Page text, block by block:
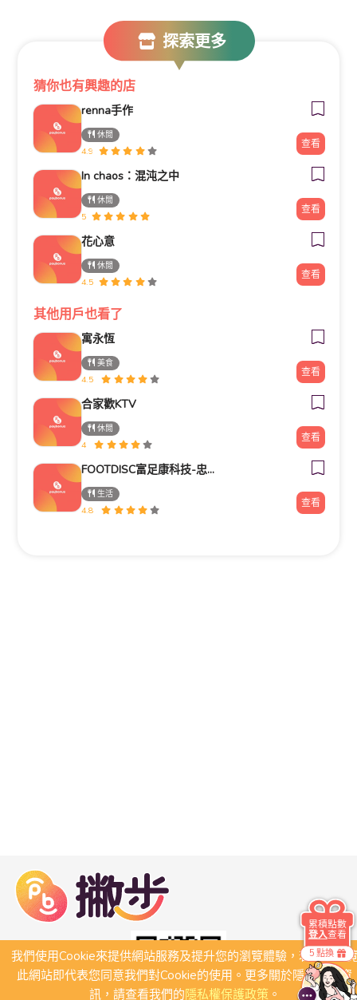
探索更多
猜你也有興趣的店
renna手作
休閒
4.9
查看
In chaos：混沌之中
休閒
5
查看
花心意
休閒
4.5
查看
其他用戶也看了
寓永恆
美食
4.5
查看
合家歡KTV
休閒
4
查看
FOOTDISC富足康科技-忠孝直營門市
生活
4.8
查看
我們使用Cookie來提供網站服務及提升您的瀏覽體驗，若繼續瀏
此網站即代表您同意我們對Cookie的使用。更多關於隱私保護資
訊，請查看我們的隱私權保護政策。
5 點換
累積點數
登入查看